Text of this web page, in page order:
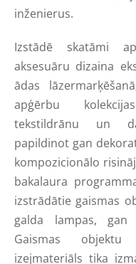
inženierus.
Izstādē skatāmi
aksesuāru dizaina
ādas
apģērbu
tekstildrānu un
papildinot gan
kompozicionālo
bakalaura
izstrādātie gaismas
galda lampas, gan
Gaismas
izejmateriāls tika